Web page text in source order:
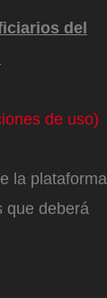
del
de uso)
la plataforma
que deberá